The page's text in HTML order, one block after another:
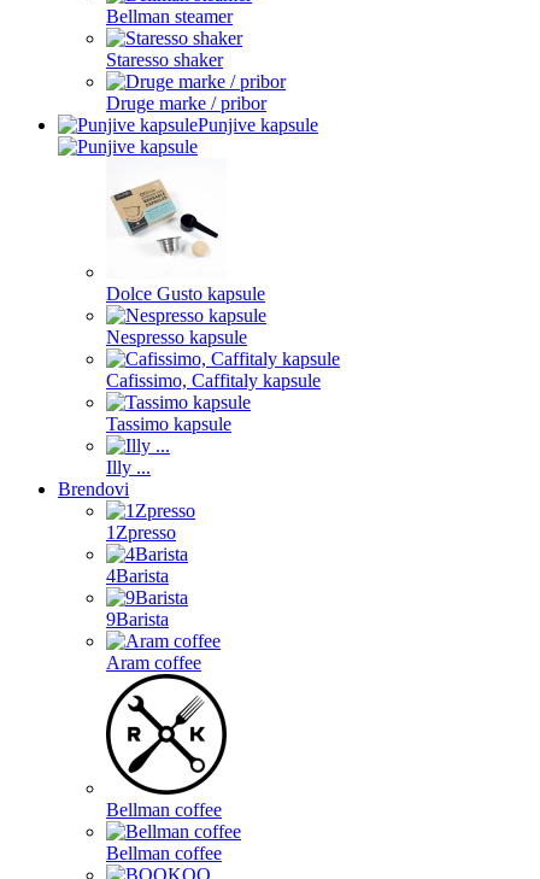
Bellman steamer
Staresso shaker
Druge marke / pribor
Punjive kapsule
Dolce Gusto kapsule
Nespresso kapsule
Cafissimo, Caffitaly kapsule
Tassimo kapsule
Illy ...
Brendovi
1Zpresso
4Barista
9Barista
Aram coffee
Bellman coffee
Bellman coffee